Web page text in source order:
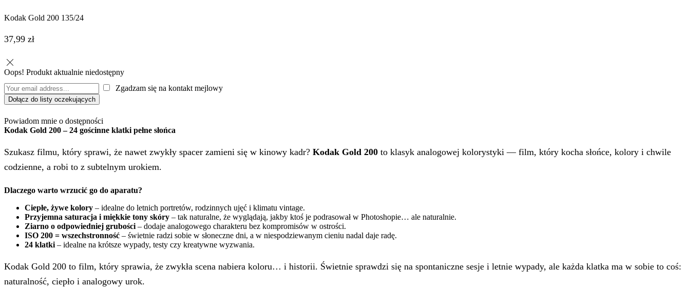
Kodak Gold 200 135/24
37,99 zł
Oops! Produkt aktualnie niedostępny
Zgadzam się na kontakt mejlowy
Dołącz do listy oczekujących
Powiadom mnie o dostępności
Kodak Gold 200 – 24 gościnne klatki pełne słońca
Szukasz filmu, który sprawi, że nawet zwykły spacer zamieni się w kinowy kadr? Kodak Gold 200 to klasyk analogowej kolorystyki — film, który kocha słońce, kolory i chwile
codzienne, a robi to z subtelnym urokiem.
Dlaczego warto wrzucić go do aparatu?
Ciepłe, żywe kolory – idealne do letnich portretów, rodzinnych ujęć i klimatu vintage.
Przyjemna saturacja i miękkie tony skóry – tak naturalne, że wyglądają, jakby ktoś je podrasował w Photoshopie… ale naturalnie.
Ziarno o odpowiedniej grubości – dodaje analogowego charakteru bez kompromisów w ostrości.
ISO 200 = wszechstronność – świetnie radzi sobie w słoneczne dni, a w niespodziewanym cieniu nadal daje radę.
24 klatki – idealne na krótsze wypady, testy czy kreatywne wyzwania.
Kodak Gold 200 to film, który sprawia, że zwykła scena nabiera koloru… i historii. Świetnie sprawdzi się na spontaniczne sesje i letnie wypady, ale każda klatka ma w sobie to coś:
naturalność, ciepło i analogowy urok.